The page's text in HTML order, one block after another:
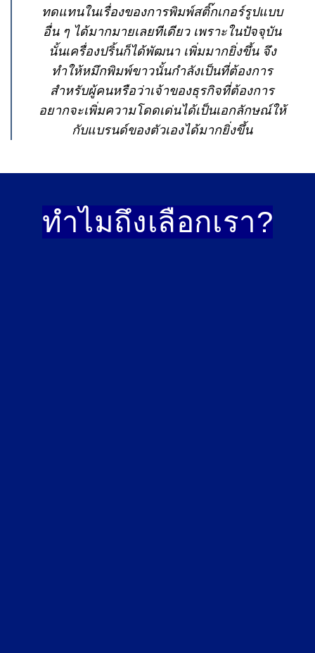
ทดแทนในเรื่องของการพิมพ์สติ๊กเกอร์รูปแบบ
อื่น ๆ ได้มากมายเลยทีเดียว เพราะในปัจจุบัน
นั้นเครื่องปริ้นก็ได้พัฒนา เพิ่มมากยิ่งขึ้น จึง
ทำให้หมึกพิมพ์ขาวนั้นกำลังเป็นที่ต้องการ
สำหรับผู้คนหรือว่าเจ้าของธุรกิจที่ต้องการ
อยากจะเพิ่มความโดดเด่นได้เป็นเอกลักษณ์ให้
กับแบรนด์ของตัวเองได้มากยิ่งขึ้น
ทำไมถึงเลือกเรา?